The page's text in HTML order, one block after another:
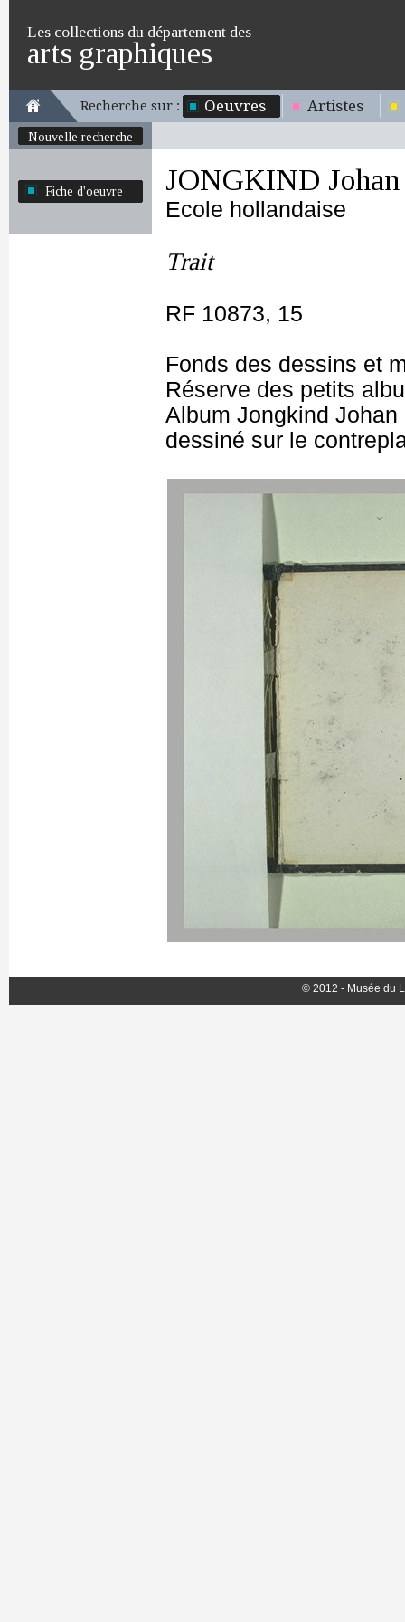
Les collections du département des
arts graphiques
Recherche sur : Oeuvres Artistes
Nouvelle recherche
Fiche d'oeuvre JONGKIND
Ecole hollandaise
Trait
RF 10873, 15
Fonds des dessins et
Réserve des petits
Album Jongkind Johan
dessiné sur le
© 2012 - Musée du